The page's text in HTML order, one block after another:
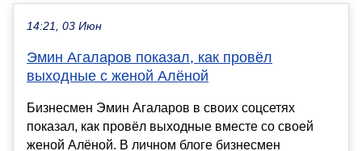
14:21, 03 Июн
Эмин Агаларов показал, как провёл
выходные с женой Алёной
Бизнесмен Эмин Агаларов в своих соцсетях
показал, как провёл выходные вместе со своей
женой Алёной. В личном блоге бизнесмен